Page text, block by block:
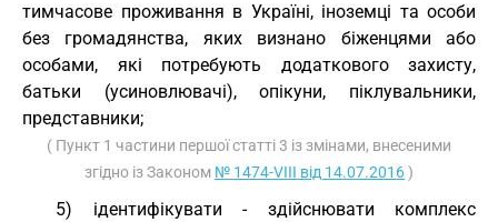
тимчасове проживання в Україні, іноземці та особи
без громадянства, яких визнано біженцями або
особами, які потребують додаткового захисту,
батьки (усиновлювачі), опікуни, піклувальники,
представники;
( Пункт 1 частини першої статті 3 із змінами, внесеними
згідно із Законом № 1474-VIII від 14.07.2016)
5) ідентифікувати - здійснювати комплекс